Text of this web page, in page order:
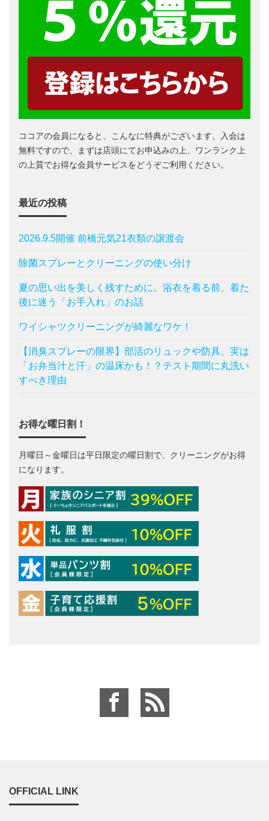
ココアの会員になると、こんなに特典がございます。入会は
無料ですので、まずは店頭にてお申込みの上、ワンランク上
の上質でお得な会員サービスをどうぞご利用ください。
最近の投稿
2026.9.5開催 前橋元気21衣類の譲渡会
除菌スプレーとクリーニングの使い分け
夏の思い出を美しく残すために。浴衣を着る前、着た
後に迷う「お手入れ」のお話
ワイシャツクリーニングが綺麗なワケ！
【消臭スプレーの限界】部活のリュックや防具、実は
「お弁当汁と汗」の温床かも！？テスト期間に丸洗い
すべき理由
お得な曜日割！
月曜日～金曜日は平日限定の曜日割で、クリーニングがお得
になります。
OFFICIAL LINK